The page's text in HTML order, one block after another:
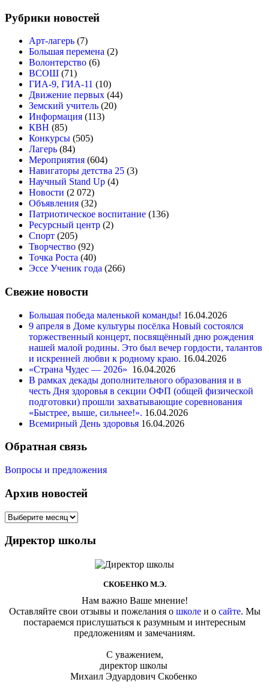
Рубрики новостей
Арт-лагерь (7)
Большая перемена (2)
Волонтерство (6)
ВСОШ (71)
ГИА-9, ГИА-11 (10)
Движение первых (44)
Земский учитель (20)
Информация (113)
КВН (85)
Конкурсы (505)
Лагерь (84)
Мероприятия (604)
Навигаторы детства 25 (3)
Научный Stand Up (4)
Новости (2 072)
Объявления (32)
Патриотическое воспитание (136)
Ресурсный центр (2)
Спорт (205)
Творчество (92)
Точка Роста (40)
Эссе Ученик года (266)
Свежие новости
Большая победа маленькой команды! 16.04.2026
9 апреля в Доме культуры посёлка Новый состоялся
торжественный концерт, посвящённый дню рождения
нашей малой родины. Это был вечер гордости, талантов
и искренней любви к родному краю. 16.04.2026
«Страна Чудес — 2026» 16.04.2026
В рамках декады дополнительного образования и в
честь Дня здоровья в секции ОФП (общей физической
подготовки) прошли захватывающие соревнования
«Быстрее, выше, сильнее!». 16.04.2026
Всемирный День здоровья 16.04.2026
Обратная связь
Вопросы и предложения
Архив новостей
Директор школы
СКОБЕНКО М.Э.
Нам важно Ваше мнение!
Оставляйте свои отзывы и пожелания о школеи о сайте. Мы
постараемся прислушаться к разумным и интересным
предложениям и замечаниям.
С уважением,
директор школы
Михаил Эдуардович Скобенко